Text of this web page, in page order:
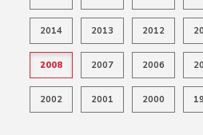
2014 2013 2012
2008 2007 2006
2002 2001 2000